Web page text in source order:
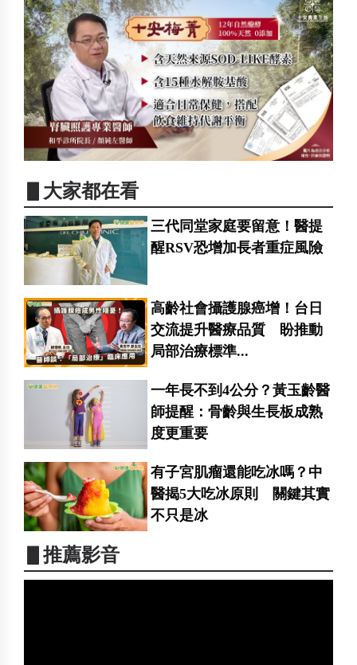
▋大家都在看
三代同堂家庭要留意！醫提
醒RSV恐增加長者重症風險
高齡社會攝護腺癌增！台日
交流提升醫療品質 盼推動
局部治療標準...
一年長不到4公分？黃玉齡醫
師提醒：骨齡與生長板成熟
度更重要
有子宮肌瘤還能吃冰嗎？中
醫揭5大吃冰原則 關鍵其實
不只是冰
▋推薦影音